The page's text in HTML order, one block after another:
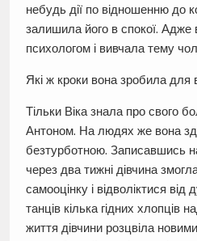
небудь дії по відношенню до
залишила його в спокої.
психологом і вивчала тему
Які ж кроки вона зробила для
Тільки Віка знала про свого
Антоном. На людях же вона
безтурботною. Записавшись
через два тижні дівчина
самооцінку і відволіктися
танців кілька гідних хлопців
життя дівчини розцвіла